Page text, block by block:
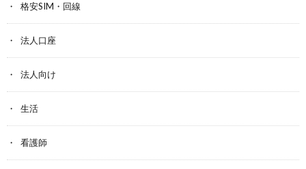
格安SIM・回線
法人口座
法人向け
生活
看護師